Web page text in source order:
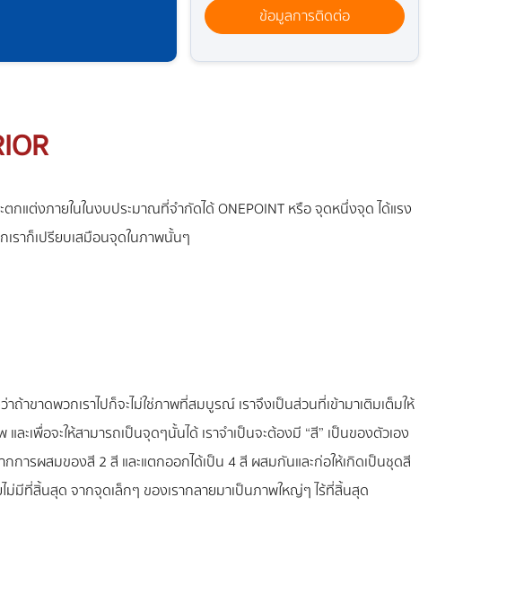
ข้อมูลการติดต่อ
กแต่งภายในในงบประมาณที่จำกัดได้ ONEPOINT หรือ จุดหนึ่งจุด ได้แรง
เราก็เปรียบเสมือนจุดในภาพนั้นๆ
ถ้าขาดพวกเราไปก็จะไม่ใช่ภาพที่สมบูรณ์ เราจึงเป็นส่วนที่เข้ามาเติมเต็มให้
ละเพื่อจะให้สามารถเป็นจุดๆนั้นได้ เราจำเป็นจะต้องมี “สี” เป็นของตัวเอง
กการผสมของสี 2 สี และแตกออกได้เป็น 4 สี ผสมกันและก่อให้เกิดเป็นชุดสี
ม่มีที่สิ้นสุด จากจุดเล็กๆ ของเรากลายมาเป็นภาพใหญ่ๆ ไร้ที่สิ้นสุด